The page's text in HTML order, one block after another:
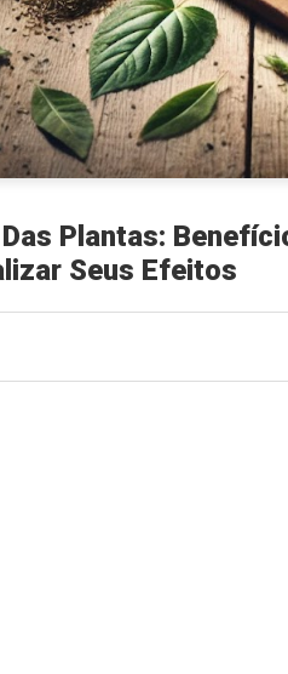
Plantas:
Seus Efeitos